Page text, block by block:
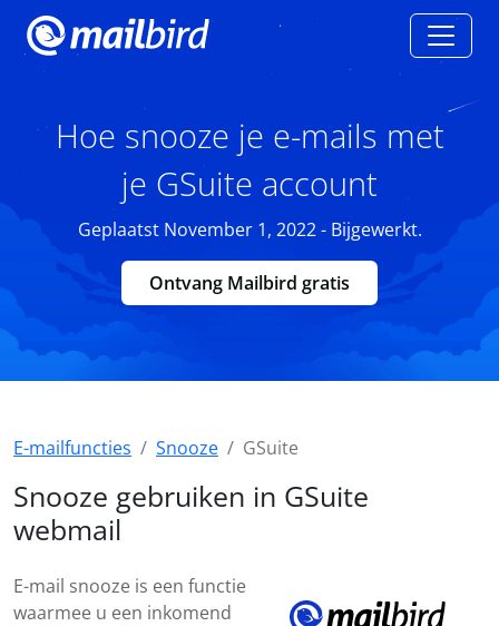
Hoe snooze je e-mails met
je GSuite account
Geplaatst November 1, 2022 - Bijgewerkt.
Ontvang Mailbird gratis
E-mailfuncties Snooze GSuite
Snooze gebruiken in GSuite
webmail
E-mail snooze is een functie
waarmee u een inkomend